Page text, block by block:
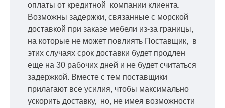
оплаты от кредитной компании клиента.
Возможны задержки, связанные с морской
доставкой при заказе мебели из-за границы,
на которые не может повлиять Поставщик, в
этих случаях срок доставки будет продлен
еще на 30 рабочих дней и не будет считаться
задержкой. Вместе с тем поставщики
прилагают все усилия, чтобы максимально
ускорить доставку, но, не имея возможности